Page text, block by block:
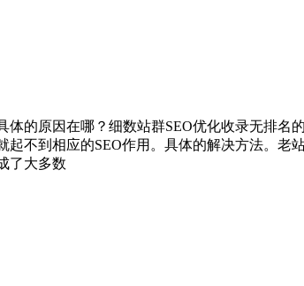
的原因在哪？细数站群SEO优化收录无排
不到相应的SEO作用。具体的解决方法。老
了大多数